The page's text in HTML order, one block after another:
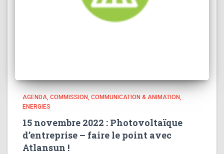
AGENDA COMMISSION COMMUNICATION & ANIMATION
ENERGIES
15 novembre 2022 : Photovoltaïque
d’entreprise – faire le point avec
Atlansun !